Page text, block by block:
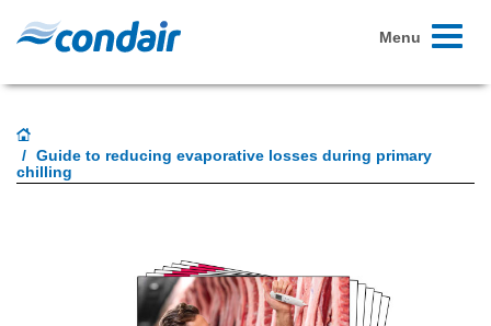
Toggle
Menu
Guide to reducing evaporative losses during primary
chilling